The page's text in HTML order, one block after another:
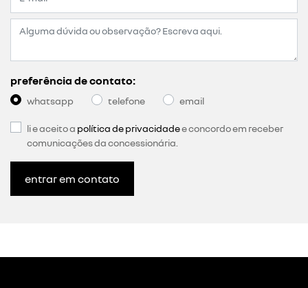
preferência de contato:
whatsapp telefone email
li e aceito a política de privacidadee concordo em receber
comunicações da concessionária.
entrar em contato